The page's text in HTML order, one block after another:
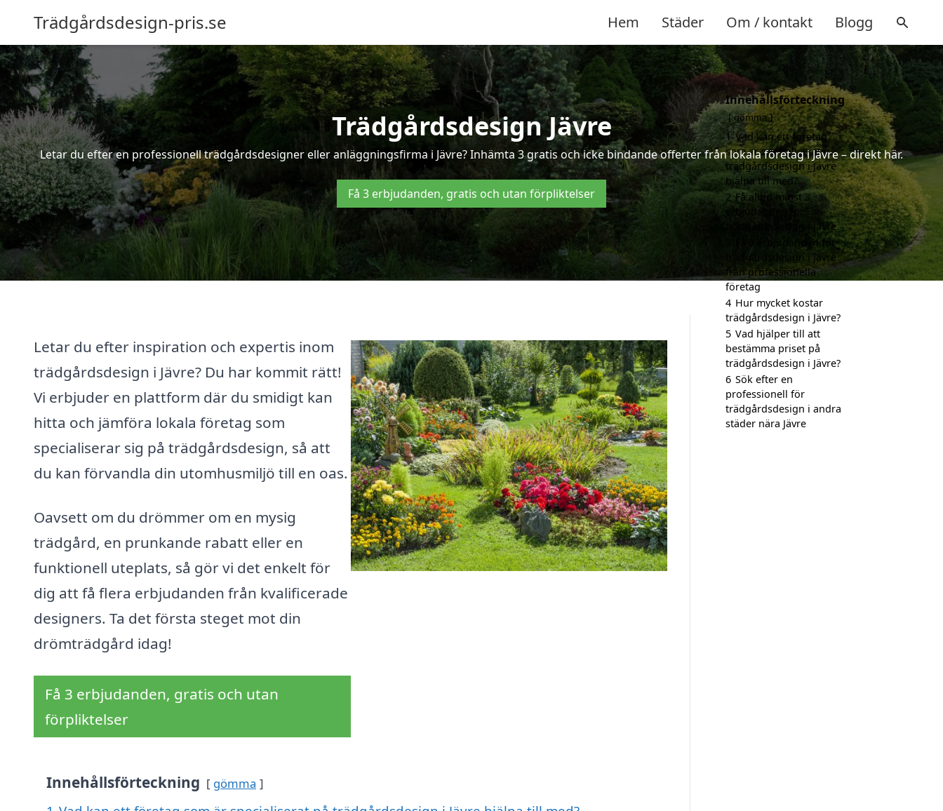
Trädgårdsdesign-pris.se Hem Städer Om / kontakt Blogg
Trädgårdsdesign Jävre
Letar du efter en professionell trädgårdsdesigner eller anläggningsfirma i Jävre? Inhämta 3 gratis och icke bindande offerter från lokala företag i Jävre – direkt här.
Få 3 erbjudanden, gratis och utan förpliktelser
Letar du efter inspiration och expertis inom
trädgårdsdesign i Jävre? Du har kommit rätt!
Vi erbjuder en plattform där du smidigt kan
hitta och jämföra lokala företag som
specialiserar sig på trädgårdsdesign, så att
du kan förvandla din utomhusmiljö till en oas.
Oavsett om du drömmer om en mysig
trädgård, en prunkande rabatt eller en
funktionell uteplats, så gör vi det enkelt för
dig att få flera erbjudanden från kvalificerade
designers. Ta det första steget mot din
drömträdgård idag!
Få 3 erbjudanden, gratis och utan
förpliktelser
Innehållsförteckning gömma
Innehållsförteckning
gömma
1 Vad kan ett företag
som är specialiserat på
trädgårdsdesign i Jävre
hjälpa till med?
2 Få alltid minst 3
erbjudanden för
trädgårdsdesign i Jävre
Få 3 erbjudanden för
trädgårdsdesign i Jävre
från professionella
företag
4 Hur mycket kostar
trädgårdsdesign i Jävre?
5 Vad hjälper till att
bestämma priset på
trädgårdsdesign i Jävre?
6 Sök efter en
professionell för
trädgårdsdesign i andra
städer nära Jävre